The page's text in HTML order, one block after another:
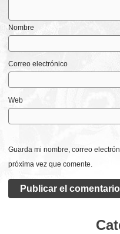
Nombre
Correo electrónico
Web
Guarda mi nombre, correo
próxima vez que comente.